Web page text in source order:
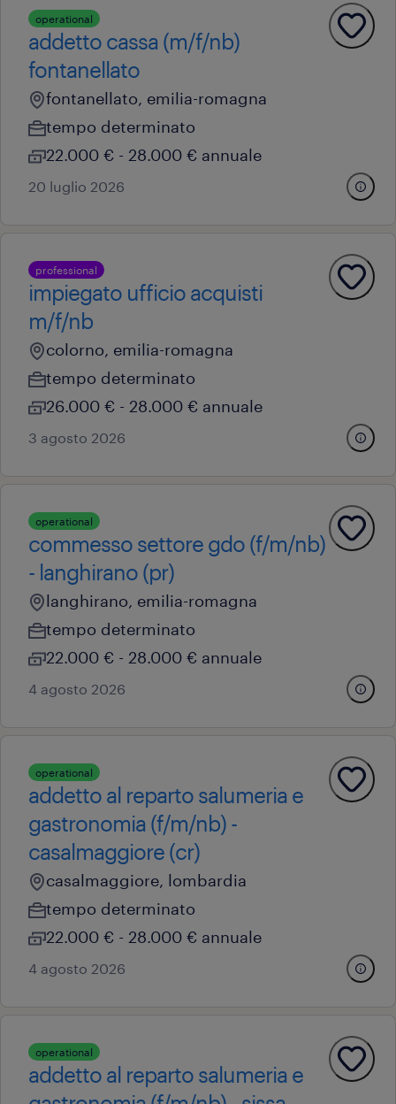
operational
addetto cassa (m/f/nb)
fontanellato
fontanellato, emilia-romagna
tempo determinato
22.000 € - 28.000 € annuale
20 luglio 2026
professional
impiegato ufficio acquisti
m/f/nb
colorno, emilia-romagna
tempo determinato
26.000 € - 28.000 € annuale
3 agosto 2026
operational
commesso settore gdo (f/m/nb)
- langhirano (pr)
langhirano, emilia-romagna
tempo determinato
22.000 € - 28.000 € annuale
4 agosto 2026
operational
addetto al reparto salumeria e
gastronomia (f/m/nb) -
casalmaggiore (cr)
casalmaggiore, lombardia
tempo determinato
22.000 € - 28.000 € annuale
4 agosto 2026
operational
addetto al reparto salumeria e